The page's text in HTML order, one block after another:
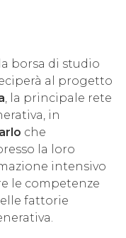
borsa di studio
al progetto
, la principale rete
in
che
la loro
intensivo
le competenze
fattorie